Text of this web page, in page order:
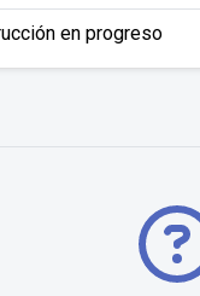
en progreso